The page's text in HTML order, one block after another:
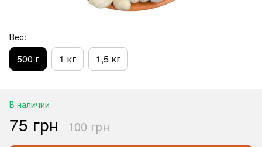
Вес:
500 г 1 кг 1,5 кг
В наличии
75 грн 100 грн